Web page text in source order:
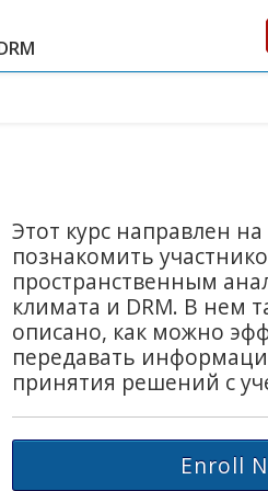
Этот курс направлен
познакомить
пространственным
климата и DRM. В нем
описано, как можно
передавать
принятия решений с
Enroll